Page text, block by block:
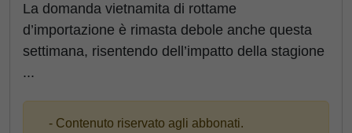
La domanda vietnamita di rottame
d’importazione è rimasta debole anche questa
settimana, risentendo dell’impatto della stagione
...
- Contenuto riservato agli abbonati.